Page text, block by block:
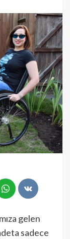
gelen
sadece